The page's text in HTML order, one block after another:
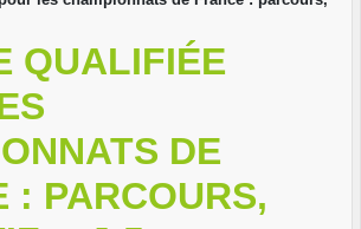
QUALIFIÉE
DE
: PARCOURS,